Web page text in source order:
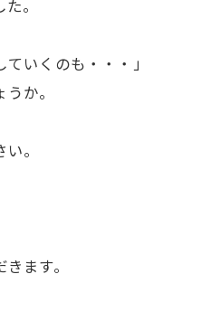
。
いくのも・・・」
か。
。
ます。